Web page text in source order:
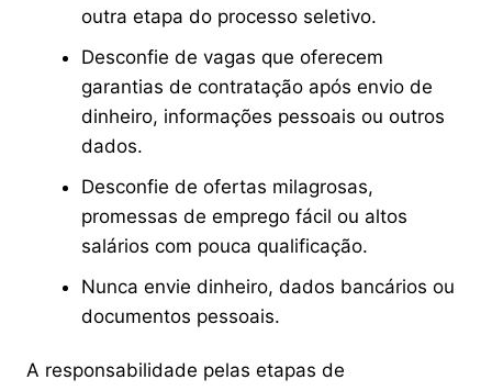
outra etapa do processo seletivo.
Desconfie de vagas que oferecem
garantias de contratação após envio de
dinheiro, informações pessoais ou outros
dados.
Desconfie de ofertas milagrosas,
promessas de emprego fácil ou altos
salários com pouca qualificação.
Nunca envie dinheiro, dados bancários ou
documentos pessoais.
A responsabilidade pelas etapas de